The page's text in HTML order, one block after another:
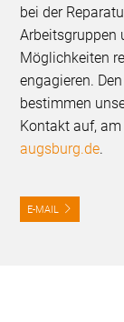
bei der
Arbeitsgruppen
Möglichkeiten
engagieren.
bestimmen
Kontakt auf,
augsburg.de.
E-MAIL